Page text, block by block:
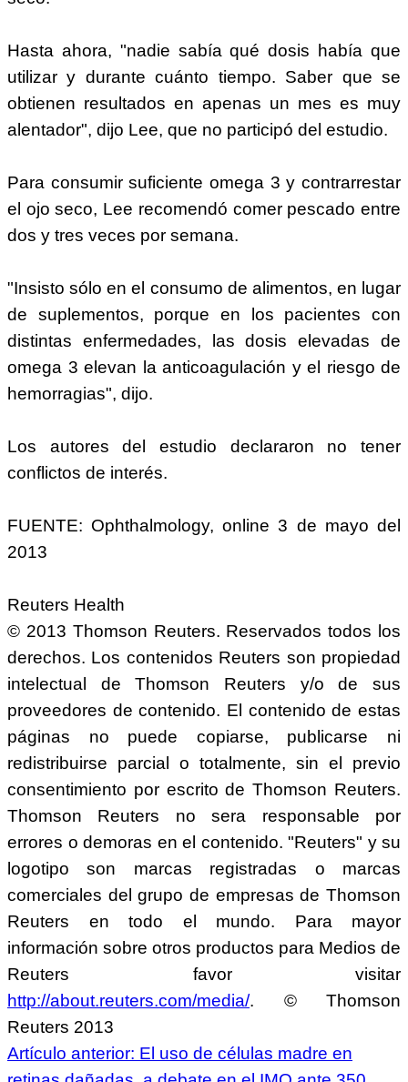
Hasta ahora, "nadie sabía qué dosis había que
utilizar y durante cuánto tiempo. Saber que se
obtienen resultados en apenas un mes es muy
alentador", dijo Lee, que no participó del estudio.
Para consumir suficiente omega 3 y contrarrestar
el ojo seco, Lee recomendó comer pescado entre
dos y tres veces por semana.
"Insisto sólo en el consumo de alimentos, en lugar
de suplementos, porque en los pacientes con
distintas enfermedades, las dosis elevadas de
omega 3 elevan la anticoagulación y el riesgo de
hemorragias", dijo.
Los autores del estudio declararon no tener
conflictos de interés.
FUENTE: Ophthalmology, online 3 de mayo del
2013
Reuters Health
© 2013 Thomson Reuters. Reservados todos los
derechos. Los contenidos Reuters son propiedad
intelectual de Thomson Reuters y/o de sus
proveedores de contenido. El contenido de estas
páginas no puede copiarse, publicarse ni
redistribuirse parcial o totalmente, sin el previo
consentimiento por escrito de Thomson Reuters.
Thomson Reuters no sera responsable por
errores o demoras en el contenido. "Reuters" y su
logotipo son marcas registradas o marcas
comerciales del grupo de empresas de Thomson
Reuters en todo el mundo. Para mayor
información sobre otros productos para Medios de
Reuters favor visitar
http://about.reuters.com/media/. © Thomson
Reuters 2013
Artículo anterior: El uso de células madre en